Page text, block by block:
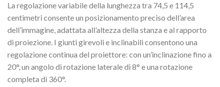
La regolazione variabile della lunghezza tra 74,5 e 114,5
centimetri consente un posizionamento preciso dell’area
dell’immagine, adattata all’altezza della stanza e al rapporto
di proiezione. I giunti girevoli e inclinabili consentono una
regolazione continua del proiettore: con un’inclinazione fino a
20°, un angolo di rotazione laterale di 8° e una rotazione
completa di 360°.